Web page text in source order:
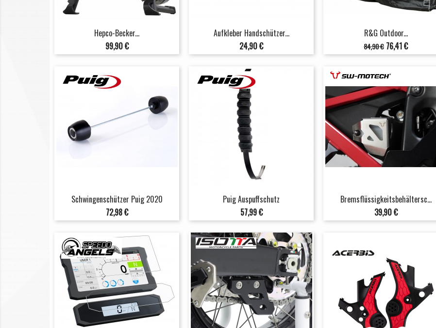
Hepco-Becker...
Preis
99,90 €
Aufkleber Handschützer...
Preis
24,90 €
R&G Outdoor...
Verkaufspreis
84,90 € Preis
76,41 €
Schwingenschützer Puig 2020
Preis
72,98 €
Puig Auspuffschutz
Preis
57,99 €
Bremsflüssigkeitsbehältersc...
Preis
39,90 €